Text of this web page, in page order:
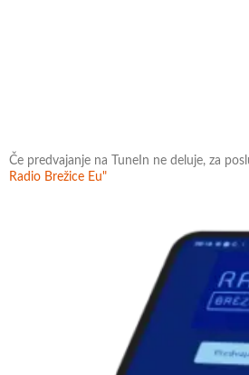
Če predvajanje na TuneIn ne deluje, za
Radio Brežice Eu"